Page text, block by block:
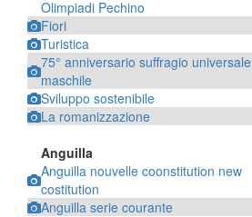
Olimpiadi Pechino
Fiori
Turistica
75° anniversario suffragio universale
maschile
Sviluppo sostenibile
La romanizzazione
Anguilla
Anguilla nouvelle coonstitution new
costitution
Anguilla serie courante